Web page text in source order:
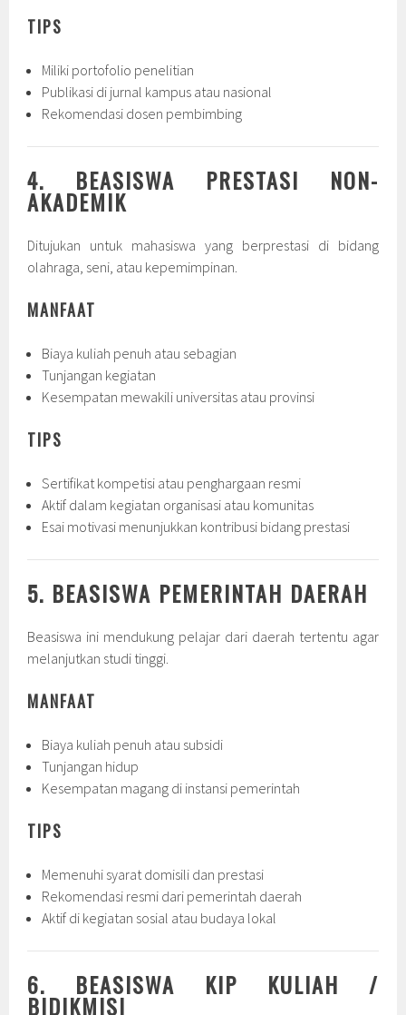
TIPS
Miliki portofolio penelitian
Publikasi di jurnal kampus atau nasional
Rekomendasi dosen pembimbing
4. BEASISWA PRESTASI NON-
AKADEMIK
Ditujukan untuk mahasiswa yang berprestasi di bidang
olahraga, seni, atau kepemimpinan.
MANFAAT
Biaya kuliah penuh atau sebagian
Tunjangan kegiatan
Kesempatan mewakili universitas atau provinsi
TIPS
Sertifikat kompetisi atau penghargaan resmi
Aktif dalam kegiatan organisasi atau komunitas
Esai motivasi menunjukkan kontribusi bidang prestasi
5. BEASISWA PEMERINTAH DAERAH
Beasiswa ini mendukung pelajar dari daerah tertentu agar
melanjutkan studi tinggi.
MANFAAT
Biaya kuliah penuh atau subsidi
Tunjangan hidup
Kesempatan magang di instansi pemerintah
TIPS
Memenuhi syarat domisili dan prestasi
Rekomendasi resmi dari pemerintah daerah
Aktif di kegiatan sosial atau budaya lokal
6. BEASISWA KIP KULIAH /
BIDIKMISI